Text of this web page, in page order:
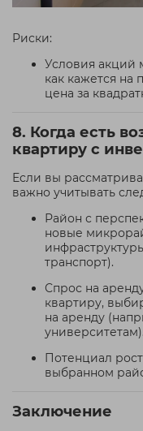
Риски:
Условия акций
как кажется на
цена за
8. Когда есть
квартиру с
Если вы
важно учитывать
Район с
новые
транспорт).
Спрос на
квартиру,
на аренду
университетам).
Потенциал
выбранном
Заключение